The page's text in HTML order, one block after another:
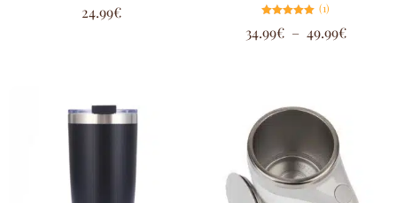
5.00
sur 5
24.99€
5.00
sur 5
(1)
34.99€ – 49.99€